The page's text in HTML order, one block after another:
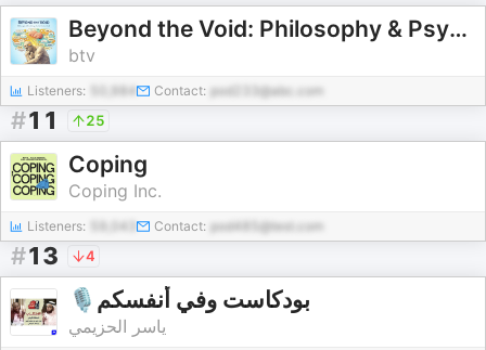
Beyond the Void: Philosophy & Psychology for the Modern Mind
btv
Listeners: 50,984 Contact: pod233@abc.com
#11 25
Coping
Coping Inc.
Listeners: 59,043 Contact: pod485@test.com
#13 4
🎙بودكاست وفي أنفسكم
ياسر الحزيمي